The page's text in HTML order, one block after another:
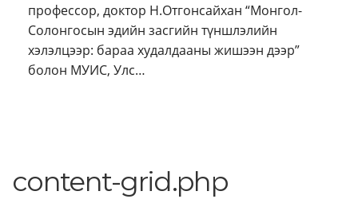
профессор, доктор Н.Отгонсайхан “Монгол-
Солонгосын эдийн засгийн түншлэлийн
хэлэлцээр: бараа худалдааны жишээн дээр”
болон МУИС, Улс…
content-grid.php